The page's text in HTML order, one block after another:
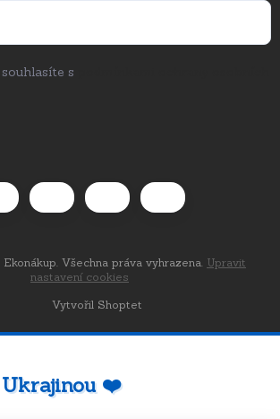
s
Vytvořil Shoptet
Ekonákup. Všechna práva vyhrazena. Upravit
nastavení cookies
Ukrajinou ❤️